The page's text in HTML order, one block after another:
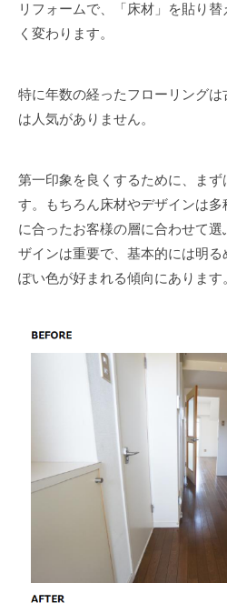
リフォームで、「床材」を貼り
く変わります。
特に年数の経ったフローリング
は人気がありません。
第一印象を良くするために、ま
す。もちろん床材やデザインは
に合ったお客様の層に合わせて
ザインは重要で、基本的には明
ぽい色が好まれる傾向にあります